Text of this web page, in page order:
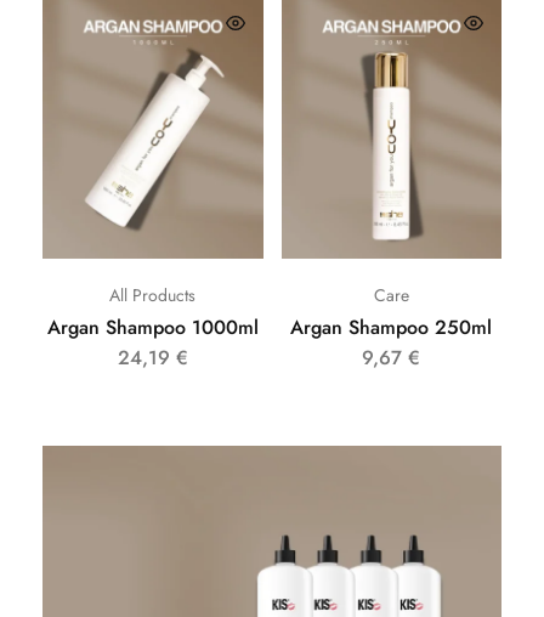
All Products
Argan Shampoo 1000ml
24,19 €
Care
Argan Shampoo 250ml
9,67€